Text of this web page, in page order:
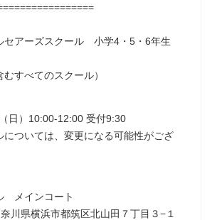
セアーズスクール 小学4・5・6年生
むすべてのスクール）
日）10:00-12:00 受付9:30
ついては、変更になる可能性がござ
メインコート
川県横浜市都筑区北山田７丁目３−１